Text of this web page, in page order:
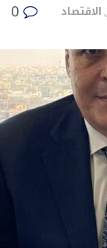
, الاقتصاد